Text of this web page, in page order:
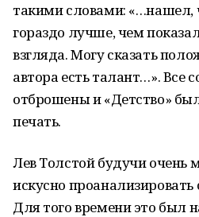
такими словами: «…нашел,
гораздо лучше, чем
взгляда. Могу сказать
автора есть талант…». Все
отброшены и «Детство»
печать.
Лев Толстой будучи очень
искусно проанализировать
Для того времени это был